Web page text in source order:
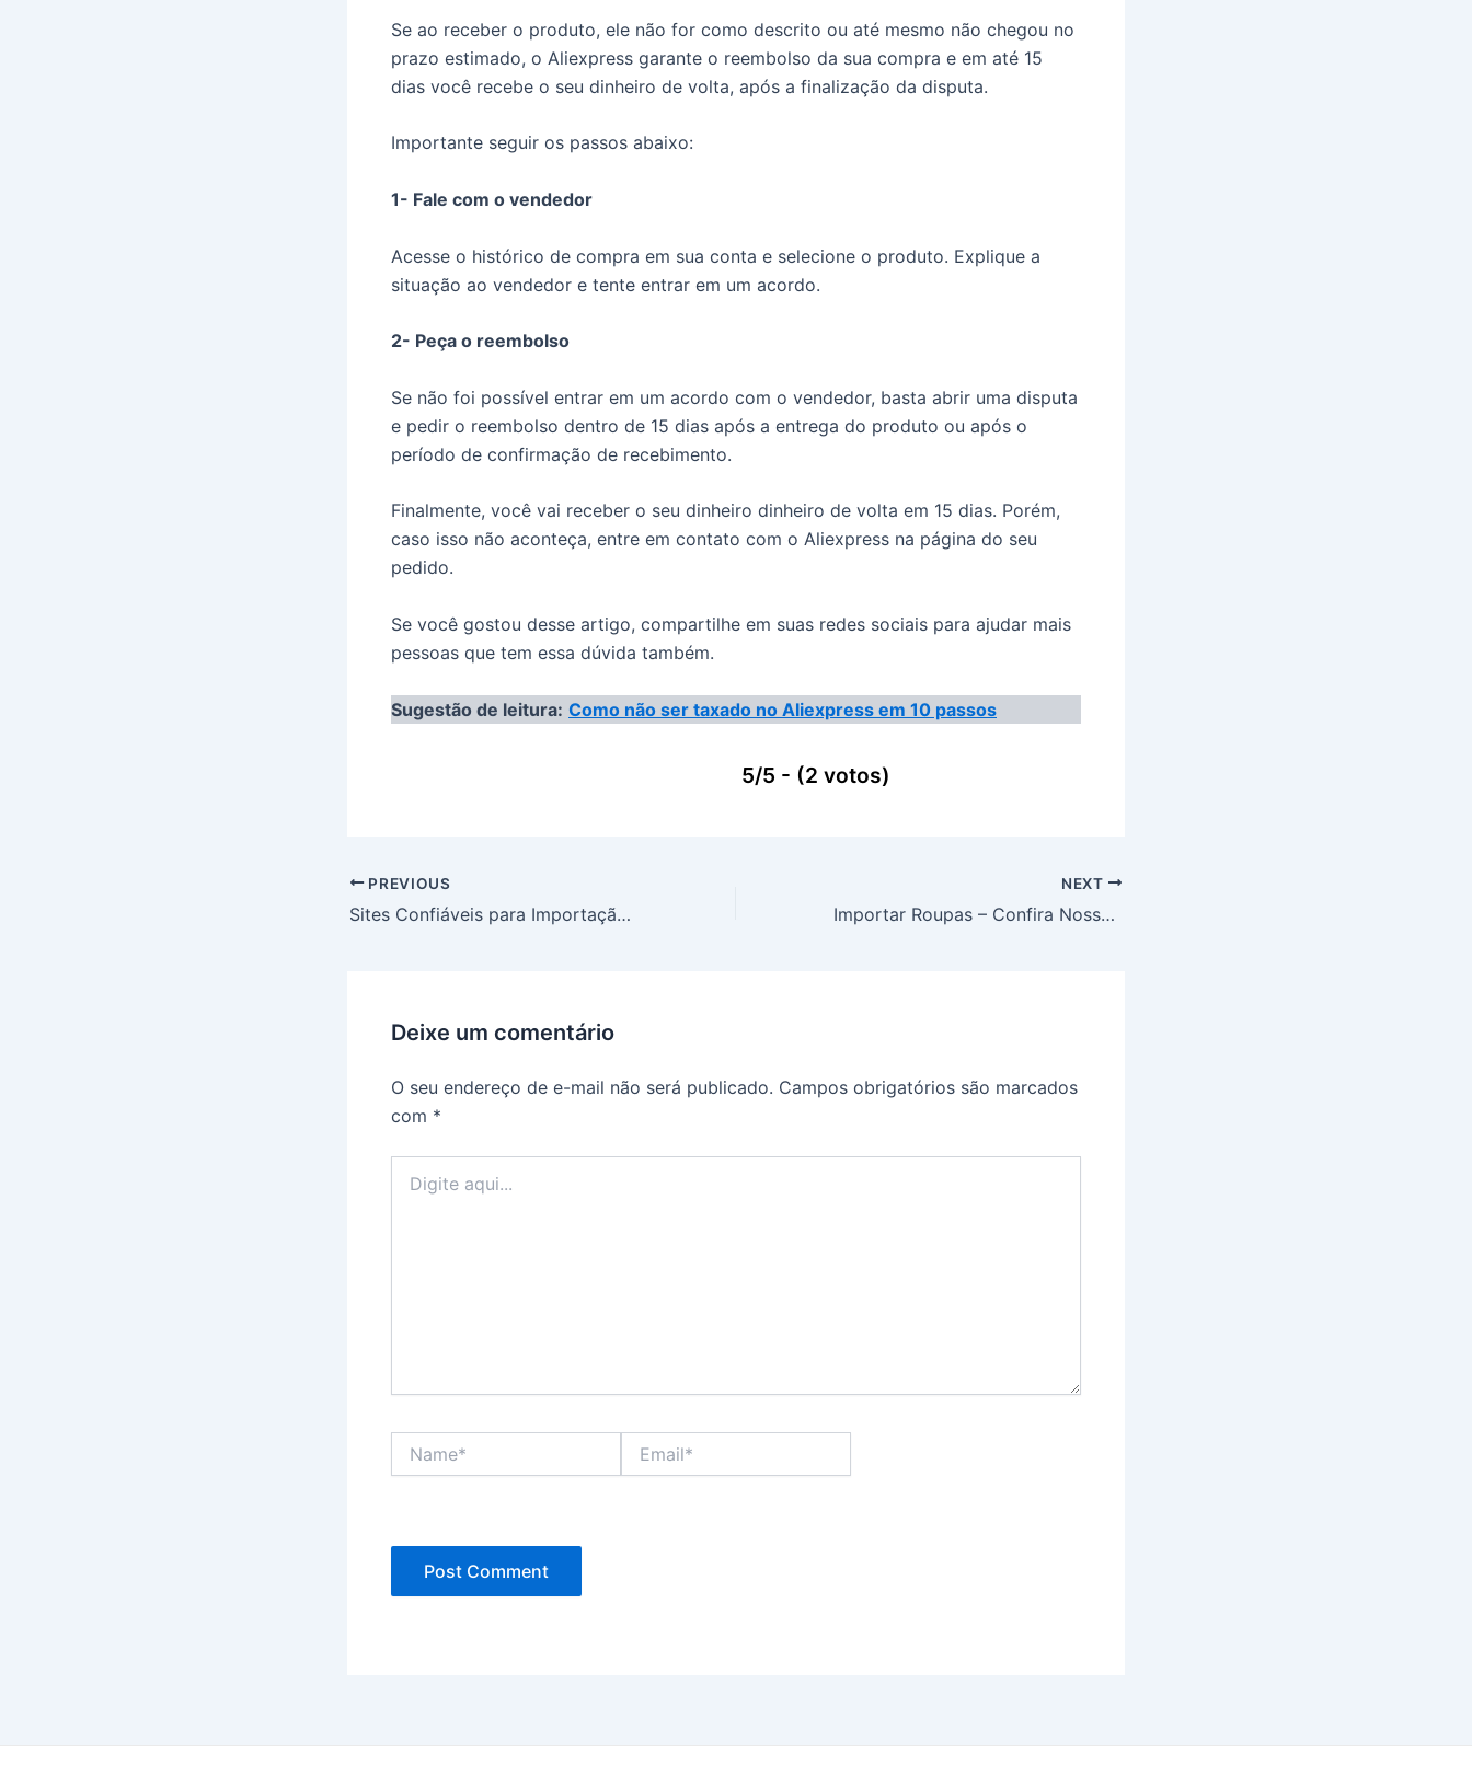
Se ao receber o produto, ele não for como descrito ou até mesmo não chegou no
prazo estimado, o Aliexpress garante o reembolso da sua compra e em até 15
dias você recebe o seu dinheiro de volta, após a finalização da disputa.
Importante seguir os passos abaixo:
1- Fale com o vendedor
Acesse o histórico de compra em sua conta e selecione o produto. Explique a
situação ao vendedor e tente entrar em um acordo.
2- Peça o reembolso
Se não foi possível entrar em um acordo com o vendedor, basta abrir uma disputa
e pedir o reembolso dentro de 15 dias após a entrega do produto ou após o
período de confirmação de recebimento.
Finalmente, você vai receber o seu dinheiro dinheiro de volta em 15 dias. Porém,
caso isso não aconteça, entre em contato com o Aliexpress na página do seu
pedido.
Se você gostou desse artigo, compartilhe em suas redes sociais para ajudar mais
pessoas que tem essa dúvida também.
Sugestão de leitura: Como não ser taxado no Aliexpress em 10 passos
5/5 - (2 votos)
PREVIOUS
Sites Confiáveis para Importação de Produtos
NEXT
Importar Roupas – Confira Nosso Guia Completo
Deixe um comentário
O seu endereço de e-mail não será publicado. Campos obrigatórios são marcados
com *
aqui...